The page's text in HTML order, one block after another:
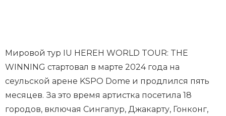
Мировой тур IU HEREH WORLD TOUR: THE
WINNING стартовал в марте 2024 года на
сеульской арене KSPO Dome и продлился пять
месяцев. За это время артистка посетила 18
городов, включая Сингапур, Джакарту, Гонконг,